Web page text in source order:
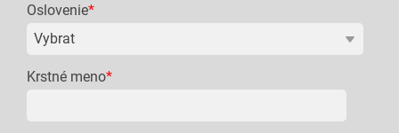
Oslovenie*
Krstné meno*